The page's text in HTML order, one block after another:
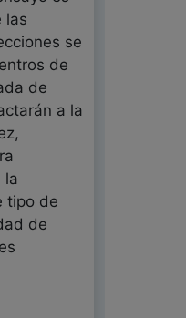
las
se
de
de
a la
la
tipo de
de